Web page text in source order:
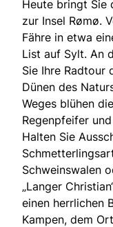
Heute bringt Sie
zur Insel Rømø.
Fähre in etwa
List auf Sylt. An
Sie Ihre Radtour
Dünen des
Weges blühen
Regenpfeifer
Halten Sie
Schweinswalen
„Langer
einen herrlichen
Kampen, dem